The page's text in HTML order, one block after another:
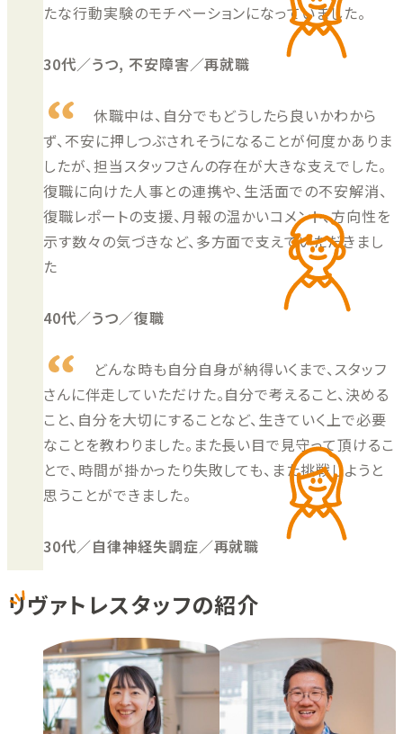
たな行動実験のモチベーションになっていました。
30代／うつ, 不安障害／再就職
休職中は、自分でもどうしたら良いかわから
ず、不安に押しつぶされそうになることが何度かありま
したが、担当スタッフさんの存在が大きな支えでした。
復職に向けた人事との連携や、生活面での不安解消、
復職レポートの支援、月報の温かいコメント、方向性を
示す数々の気づきなど、多方面で支えていただきまし
た
40代／うつ／復職
どんな時も自分自身が納得いくまで、スタッフ
さんに伴走していただけた。自分で考えること、決める
こと、自分を大切にすることなど、生きていく上で必要
なことを教わりました。また長い目で見守って頂けるこ
とで、時間が掛かったり失敗しても、また挑戦しようと
思うことができました。
30代／自律神経失調症／再就職
リヴァトレスタッフの紹介